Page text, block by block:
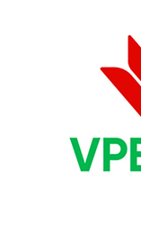
Find an accountant
Technical resources
Help & support